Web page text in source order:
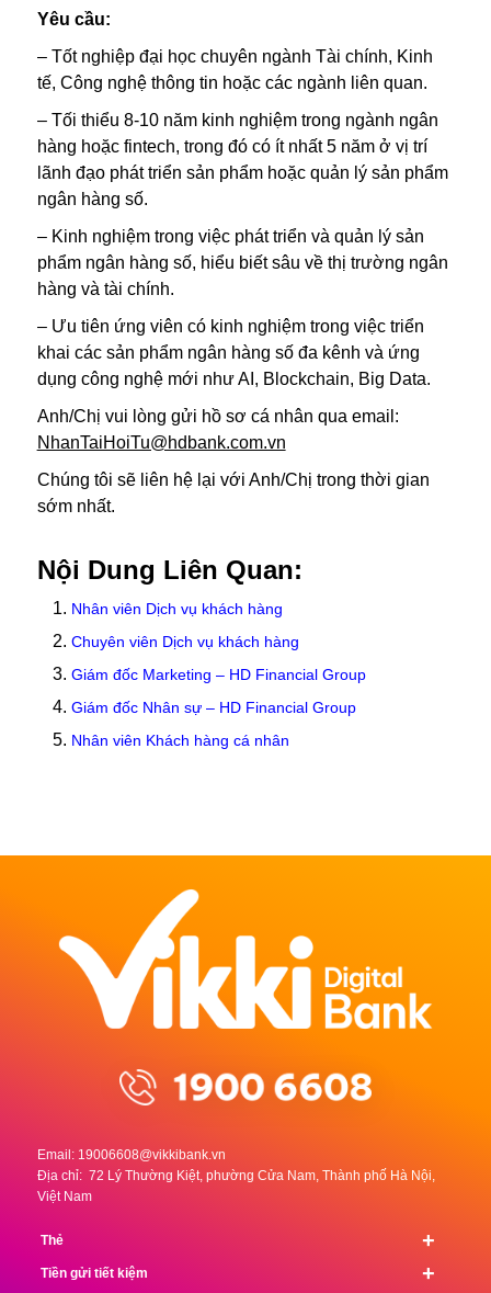
Yêu cầu:
– Tốt nghiệp đại học chuyên ngành Tài chính, Kinh
tế, Công nghệ thông tin hoặc các ngành liên quan.
– Tối thiểu 8-10 năm kinh nghiệm trong ngành ngân
hàng hoặc fintech, trong đó có ít nhất 5 năm ở vị trí
lãnh đạo phát triển sản phẩm hoặc quản lý sản phẩm
ngân hàng số.
– Kinh nghiệm trong việc phát triển và quản lý sản
phẩm ngân hàng số, hiểu biết sâu về thị trường ngân
hàng và tài chính.
– Ưu tiên ứng viên có kinh nghiệm trong việc triển
khai các sản phẩm ngân hàng số đa kênh và ứng
dụng công nghệ mới như AI, Blockchain, Big Data.
Anh/Chị vui lòng gửi hồ sơ cá nhân qua email:
NhanTaiHoiTu@hdbank.com.vn
Chúng tôi sẽ liên hệ lại với Anh/Chị trong thời gian
sớm nhất.
Nội Dung Liên Quan:
Nhân viên Dịch vụ khách hàng
Chuyên viên Dịch vụ khách hàng
Giám đốc Marketing – HD Financial Group
Giám đốc Nhân sự – HD Financial Group
Nhân viên Khách hàng cá nhân
Email: 19006608@vikkibank.vn
Địa chỉ: 72 Lý Thường Kiệt, phường Cửa Nam, Thành phố Hà Nội,
Việt Nam
+
Thẻ
+
Tiền gửi tiết kiệm